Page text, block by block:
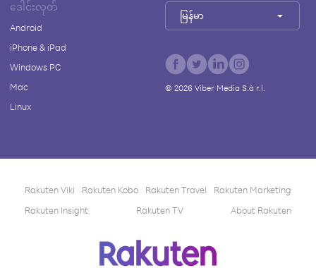
ဒေါင်းလုတ်
Android
iPhone & iPad
Windows PC
Mac
Linux
မြန်မာ
© 2026Viber Media S.à r.l.
Rakuten Viki Rakuten Kobo Rakuten Travel
Rakuten Marketing
Rakuten Insight
Rakuten TV About Rakuten